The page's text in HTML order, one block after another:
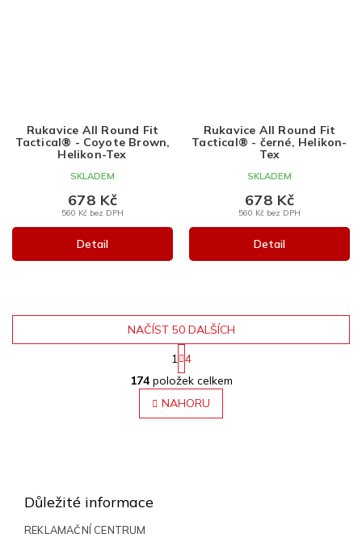
Rukavice All Round Fit
Tactical® - Coyote Brown,
Helikon-Tex
SKLADEM
560 Kč bez DPH
678 Kč
Detail
Rukavice All Round Fit
Tactical® - černé, Helikon-
Tex
SKLADEM
560 Kč bez DPH
678 Kč
Detail
O
v
l
á
NAČÍST 50 DALŠÍCH
S
t
r
1
4
174položek celkem
NAHORU
Důležité informace
REKLAMAČNÍ CENTRUM